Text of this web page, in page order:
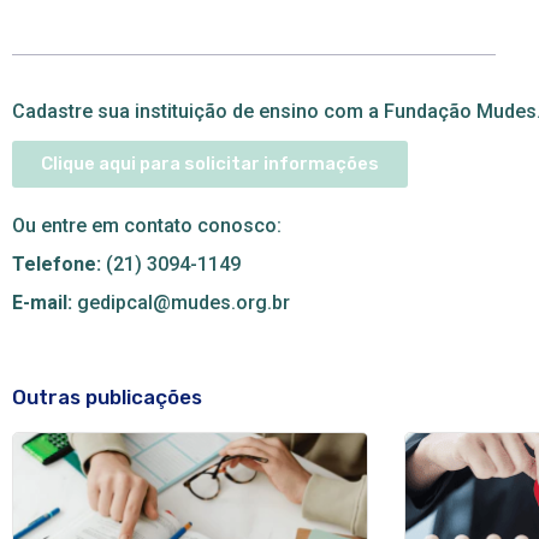
Cadastre sua instituição de ensino com a Fundação
Clique aqui para solicitar informações
Ou entre em contato conosco:
Telefone: (21) 3094-1149
E-mail: gedipcal@mudes.org.br
Outras publicações